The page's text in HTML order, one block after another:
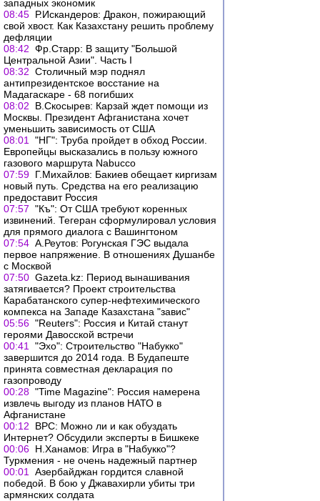
западных экономик
08:45 Р.Искандеров: Дракон, пожирающий
свой хвост. Как Казахстану решить проблему
дефляции
08:42 Фр.Старр: В защиту "Большой
Центральной Азии". Часть I
08:32 Столичный мэр поднял
антипрезидентское восстание на
Мадагаскаре - 68 погибших
08:02
В.Скосырев: Карзай ждет помощи из
Москвы. Президент Афганистана хочет
уменьшить зависимость от США
08:01
"НГ": Труба пройдет в обход России.
Европейцы высказались в пользу южного
газового маршрута Nabucco
07:59 Г.Михайлов: Бакиев обещает киргизам
новый путь. Средства на его реализацию
предоставит Россия
07:57 "Къ": От США требуют коренных
извинений. Тегеран сформулировал условия
для прямого диалога с Вашингтоном
07:54 А.Реутов: Рогунская ГЭС выдала
первое напряжение. В отношениях Душанбе
с Москвой
07:50 Gazeta.kz: Период вынашивания
затягивается? Проект строительства
Карабатанского супер-нефтехимического
компекса на Западе Казахстана "завис"
05:56 "Reuters": Россия и Китай станут
героями Давосской встречи
00:41
"Эхо": Строительство "Набукко"
завершится до 2014 года. В Будапеште
принята совместная декларация по
газопроводу
00:28 "Time Magazine": Россия намерена
извлечь выгоду из планов НАТО в
Афганистане
00:12
BPС: Можно ли и как обуздать
Интернет? Обсудили эксперты в Бишкеке
00:06 Н.Ханамов: Игра в "Набукко"?
Туркмения - не очень надежный партнер
00:01
Азербайджан гордится славной
победой. В бою у Джавахирли убиты три
армянских солдата